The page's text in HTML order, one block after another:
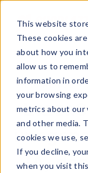
This website
These cookies
about how you
allow us to
information in
your browsing
metrics about
and other media.
cookies we use,
If you decline,
when you visit
28/ABR/2026
IA,